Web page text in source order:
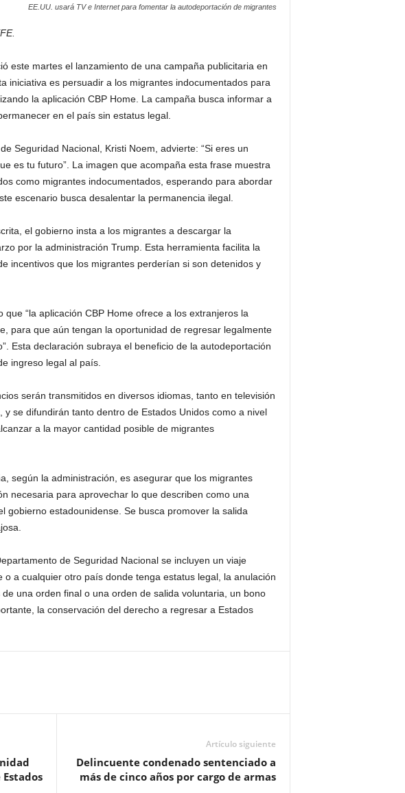
EE.UU. usará TV e Internet para fomentar la autodeportación de migrantes
este martes el lanzamiento de una campaña publicitaria en
iniciativa es persuadir a los migrantes indocumentados para
la aplicación CBP Home. La campaña busca informar a
en el país sin estatus legal.
Seguridad Nacional, Kristi Noem, advierte: “Si eres un
es tu futuro”. La imagen que acompaña esta frase muestra
como migrantes indocumentados, esperando para abordar
escenario busca desalentar la permanencia ilegal.
el gobierno insta a los migrantes a descargar la
por la administración Trump. Esta herramienta facilita la
incentivos que los migrantes perderían si son detenidos y
“la aplicación CBP Home ofrece a los extranjeros la
para que aún tengan la oportunidad de regresar legalmente
Esta declaración subraya el beneficio de la autodeportación
ingreso legal al país.
serán transmitidos en diversos idiomas, tanto en televisión
se difundirán tanto dentro de Estados Unidos como a nivel
a la mayor cantidad posible de migrantes
según la administración, es asegurar que los migrantes
necesaria para aprovechar lo que describen como una
gobierno estadounidense. Se busca promover la salida
de Seguridad Nacional se incluyen un viaje
a cualquier otro país donde tenga estatus legal, la anulación
una orden final o una orden de salida voluntaria, un bono
la conservación del derecho a regresar a Estados
Artículo siguiente
Delincuente condenado sentenciado a
más de cinco años por cargo de armas